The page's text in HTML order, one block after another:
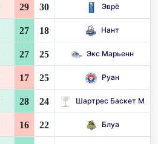
29 30 Эврё
27 18 Нант
27 25 Экс Марьенн
17 25 Руан
28 24 Шартрес Баскет М
16 22 Блуа